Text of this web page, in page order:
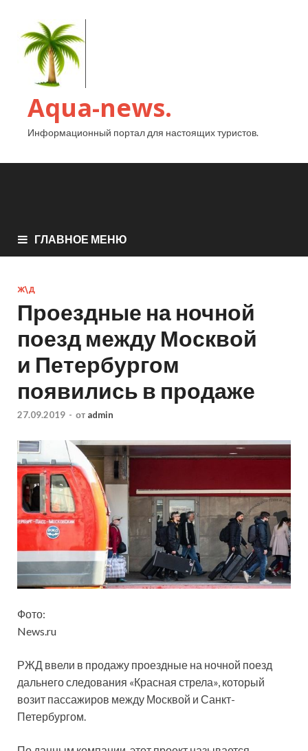
Aqua-news.
Информационный портал для настоящих туристов.
ГЛАВНОЕ МЕНЮ
Ж\Д
Проездные на ночной
поезд между Москвой
и Петербургом
появились в продаже
27.09.2019 - от admin
Фото:
News.ru
РЖД ввели в продажу проездные на ночной поезд
дальнего следования «Красная стрела», который
возит пассажиров между Москвой и Санкт-
Петербургом.